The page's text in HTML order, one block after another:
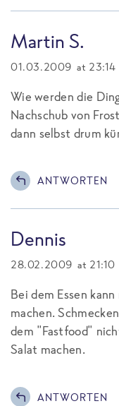
Martin S.
01.03.2009 at 23:14
Wie werden die
Nachschub von
dann selbst drum
ANTWORTEN
Dennis
28.02.2009 at 21:10
Bei dem Essen
machen.
dem "Fastfood"
Salat machen.
ANTWORTEN